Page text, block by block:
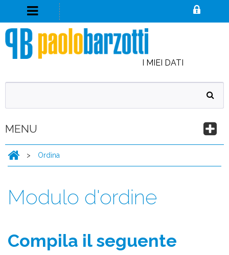
I MIEI DATI
MENU
> Ordina
Modulo d'ordine
Compila il seguente